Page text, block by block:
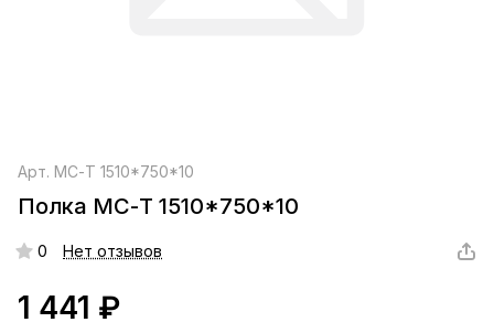
Арт. МС-Т 1510*750*10
Полка МС-Т 1510*750*10
0 Нет отзывов
1 441 ₽